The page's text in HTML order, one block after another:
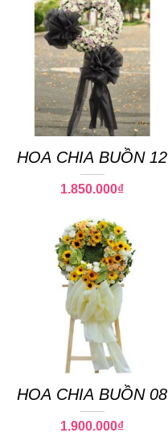
HOA CHIA BUỒN 12
1.850.000₫
HOA CHIA BUỒN 08
1.900.000₫